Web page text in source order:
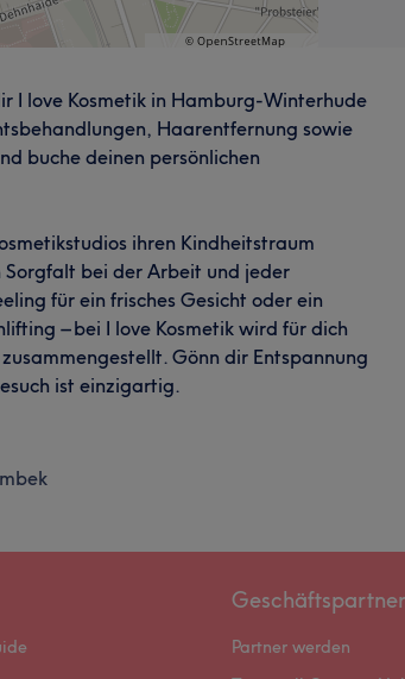
I love Kosmetik in Hamburg-Winterhude
Haarentfernung sowie
buche deinen persönlichen
ihren Kindheitstraum
bei der Arbeit und jeder
für ein frisches Gesicht oder ein
– bei I love Kosmetik wird für dich
Gönn dir Entspannung
ist einzigartig.
Geschäftspartner
Partner werden